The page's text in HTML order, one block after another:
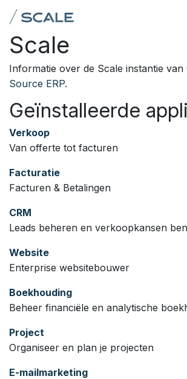
Overslaan naar inhoud
Scale
Informatie over de Scale instantie van
Source ERP.
Geïnstalleerde
Verkoop
Van offerte tot facturen
Facturatie
Facturen & Betalingen
CRM
Leads beheren en verkoopkansen
Website
Enterprise websitebouwer
Boekhouding
Beheer financiële en analytische
Project
Organiseer en plan je projecten
E-mailmarketing